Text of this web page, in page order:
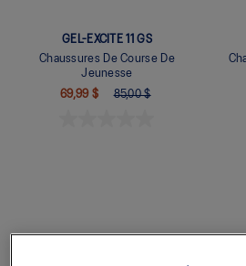
GEL-EXCITE 11 GS
Chaussures De Course De
Jeunesse
69,99 $
85,00 $